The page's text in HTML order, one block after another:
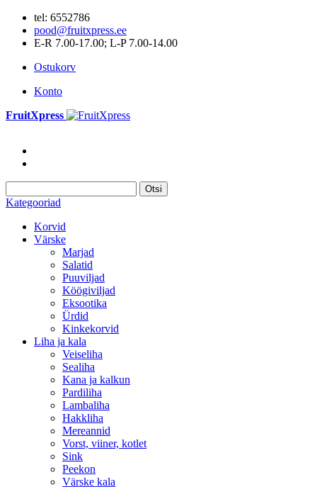
tel: 6552786
pood@fruitxpress.ee
E-R 7.00-17.00; L-P 7.00-14.00
Ostukorv
Konto
FruitXpress
Otsi
Kategooriad
Korvid
Värske
Marjad
Salatid
Puuviljad
Köögiviljad
Eksootika
Ürdid
Kinkekorvid
Liha ja kala
Veiseliha
Sealiha
Kana ja kalkun
Pardiliha
Lambaliha
Hakkliha
Mereannid
Vorst, viiner, kotlet
Sink
Peekon
Värske kala